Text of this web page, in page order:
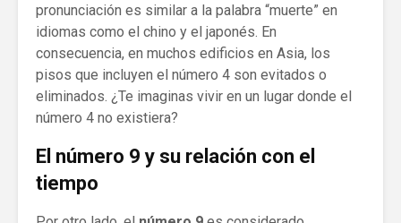
pronunciación es similar a la palabra “muerte” en
idiomas como el chino y el japonés. En
consecuencia, en muchos edificios en Asia, los
pisos que incluyen el número 4 son evitados o
eliminados. ¿Te imaginas vivir en un lugar donde el
número 4 no existiera?
El número 9 y su relación con el
tiempo